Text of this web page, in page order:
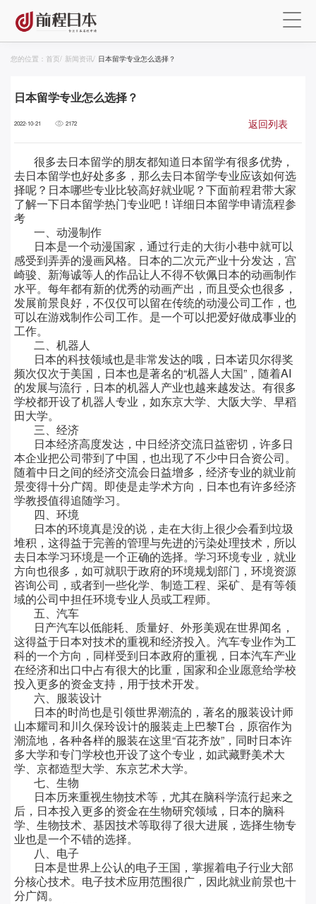
您的位置： 首页/ 新闻资讯/ 日本留学专业怎么选择？
日本留学专业怎么选择？
2022-10-21 2172 返回列表
很多去日本留学的朋友都知道日本留学有很多优势，
去日本留学也好处多多，那么去日本留学专业应该如何选
择呢？日本哪些专业比较高好就业呢？下面前程君带大家
了解一下日本留学热门专业吧！详细日本留学申请流程参
考
一、动漫制作
日本是一个动漫国家，通过行走的大街小巷中就可以
感受到弄弄的漫画风格。日本的二次元产业十分发达，宫
崎骏、新海诚等人的作品让人不得不钦佩日本的动画制作
水平。每年都有新的优秀的动画产出，而且受众也很多，
发展前景良好，不仅仅可以留在传统的动漫公司工作，也
可以在游戏制作公司工作。是一个可以把爱好做成事业的
工作。
二、机器人
日本的科技领域也是非常发达的哦，日本诺贝尔得奖
频次仅次于美国，日本也是著名的“机器人大国”，随着AI
的发展与流行，日本的机器人产业也越来越发达。有很多
学校都开设了机器人专业，如东京大学、大阪大学、早稻
田大学。
三、经济
日本经济高度发达，中日经济交流日益密切，许多日
本企业把公司带到了中国，也出现了不少中日合资公司。
随着中日之间的经济交流会日益增多，经济专业的就业前
景变得十分广阔。即使是走学术方向，日本也有许多经济
学教授值得追随学习。
四、环境
日本的环境真是没的说，走在大街上很少会看到垃圾
堆积，这得益于完善的管理与先进的污染处理技术，所以
去日本学习环境是一个正确的选择。学习环境专业，就业
方向也很多，如可就职于政府的环境规划部门，环境资源
咨询公司，或者到一些化学、制造工程、采矿、是有等领
域的公司中担任环境专业人员或工程师。
五、汽车
日产汽车以低能耗、质量好、外形美观在世界闻名，
这得益于日本对技术的重视和经济投入。汽车专业作为工
科的一个方向，同样受到日本政府的重视，日本汽车产业
在经济和出口中占有很大的比重，国家和企业愿意给学校
投入更多的资金支持，用于技术开发。
六、服装设计
日本的时尚也是引领世界潮流的，著名的服装设计师
山本耀司和川久保玲设计的服装走上巴黎T台，原宿作为
潮流地，各种各样的服装在这里“百花齐放”，同时日本许
多大学和专门学校也开设了这个专业，如武藏野美术大
学、京都造型大学、东京艺术大学。
七、生物
日本历来重视生物技术等，尤其在脑科学流行起来之
后，日本投入更多的资金在生物研究领域，日本的脑科
学、生物技术、基因技术等取得了很大进展，选择生物专
业也是一个不错的选择。
八、电子
日本是世界上公认的电子王国，掌握着电子行业大部
分核心技术。电子技术应用范围很广，因此就业前景也十
分广阔。